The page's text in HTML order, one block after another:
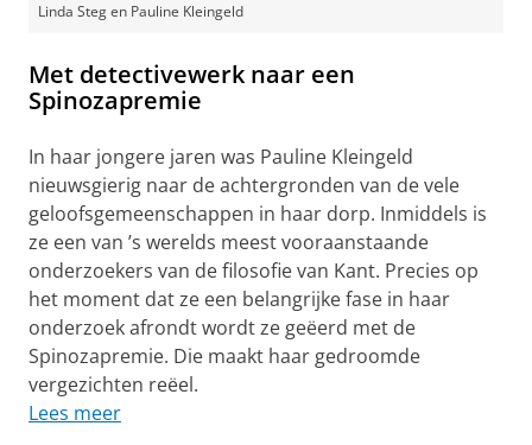
Linda Steg en Pauline Kleingeld
Met detectivewerk naar een
Spinozapremie
In haar jongere jaren was Pauline Kleingeld
nieuwsgierig naar de achtergronden van de vele
geloofsgemeenschappen in haar dorp. Inmiddels is
ze een van ’s werelds meest vooraanstaande
onderzoekers van de filosofie van Kant. Precies op
het moment dat ze een belangrijke fase in haar
onderzoek afrondt wordt ze geëerd met de
Spinozapremie. Die maakt haar gedroomde
vergezichten reëel.
Lees meer